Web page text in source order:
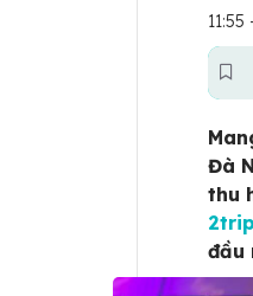
Đà
thu
2trip
đầu